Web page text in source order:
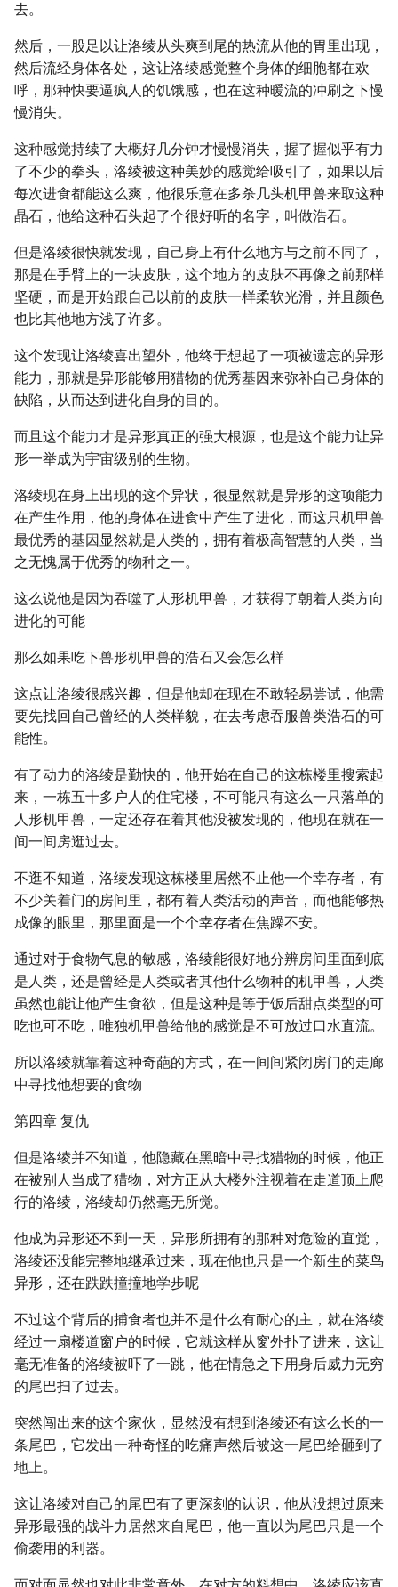
去。
然后，一股足以让洛绫从头爽到尾的热流从他的胃里出现，
然后流经身体各处，这让洛绫感觉整个身体的细胞都在欢
呼，那种快要逼疯人的饥饿感，也在这种暖流的冲刷之下慢
慢消失。
这种感觉持续了大概好几分钟才慢慢消失，握了握似乎有力
了不少的拳头，洛绫被这种美妙的感觉给吸引了，如果以后
每次进食都能这么爽，他很乐意在多杀几头机甲兽来取这种
晶石，他给这种石头起了个很好听的名字，叫做浩石。
但是洛绫很快就发现，自己身上有什么地方与之前不同了，
那是在手臂上的一块皮肤，这个地方的皮肤不再像之前那样
坚硬，而是开始跟自己以前的皮肤一样柔软光滑，并且颜色
也比其他地方浅了许多。
这个发现让洛绫喜出望外，他终于想起了一项被遗忘的异形
能力，那就是异形能够用猎物的优秀基因来弥补自己身体的
缺陷，从而达到进化自身的目的。
而且这个能力才是异形真正的强大根源，也是这个能力让异
形一举成为宇宙级别的生物。
洛绫现在身上出现的这个异状，很显然就是异形的这项能力
在产生作用，他的身体在进食中产生了进化，而这只机甲兽
最优秀的基因显然就是人类的，拥有着极高智慧的人类，当
之无愧属于优秀的物种之一。
这么说他是因为吞噬了人形机甲兽，才获得了朝着人类方向
进化的可能
那么如果吃下兽形机甲兽的浩石又会怎么样
这点让洛绫很感兴趣，但是他却在现在不敢轻易尝试，他需
要先找回自己曾经的人类样貌，在去考虑吞服兽类浩石的可
能性。
有了动力的洛绫是勤快的，他开始在自己的这栋楼里搜索起
来，一栋五十多户人的住宅楼，不可能只有这么一只落单的
人形机甲兽，一定还存在着其他没被发现的，他现在就在一
间一间房逛过去。
不逛不知道，洛绫发现这栋楼里居然不止他一个幸存者，有
不少关着门的房间里，都有着人类活动的声音，而他能够热
成像的眼里，那里面是一个个幸存者在焦躁不安。
通过对于食物气息的敏感，洛绫能很好地分辨房间里面到底
是人类，还是曾经是人类或者其他什么物种的机甲兽，人类
虽然也能让他产生食欲，但是这种是等于饭后甜点类型的可
吃也可不吃，唯独机甲兽给他的感觉是不可放过口水直流。
所以洛绫就靠着这种奇葩的方式，在一间间紧闭房门的走廊
中寻找他想要的食物
第四章 复仇
但是洛绫并不知道，他隐藏在黑暗中寻找猎物的时候，他正
在被别人当成了猎物，对方正从大楼外注视着在走道顶上爬
行的洛绫，洛绫却仍然毫无所觉。
他成为异形还不到一天，异形所拥有的那种对危险的直觉，
洛绫还没能完整地继承过来，现在他也只是一个新生的菜鸟
异形，还在跌跌撞撞地学步呢
不过这个背后的捕食者也并不是什么有耐心的主，就在洛绫
经过一扇楼道窗户的时候，它就这样从窗外扑了进来，这让
毫无准备的洛绫被吓了一跳，他在情急之下用身后威力无穷
的尾巴扫了过去。
突然闯出来的这个家伙，显然没有想到洛绫还有这么长的一
条尾巴，它发出一种奇怪的吃痛声然后被这一尾巴给砸到了
地上。
这让洛绫对自己的尾巴有了更深刻的认识，他从没想过原来
异形最强的战斗力居然来自尾巴，他一直以为尾巴只是一个
偷袭用的利器。